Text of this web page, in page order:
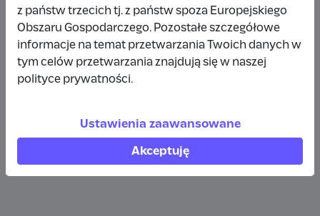
Wpłata anonimowa
5 zł rok temu
Wpłata anonimowa
z państw trzecich tj. z państw spoza Europejskiego
Obszaru Gospodarczego. Pozostałe szczegółowe
informacje na temat przetwarzania Twoich danych w
tym celów przetwarzania znajdują się w naszej
polityce prywatności.
Ustawienia zaawansowane
Akceptuję